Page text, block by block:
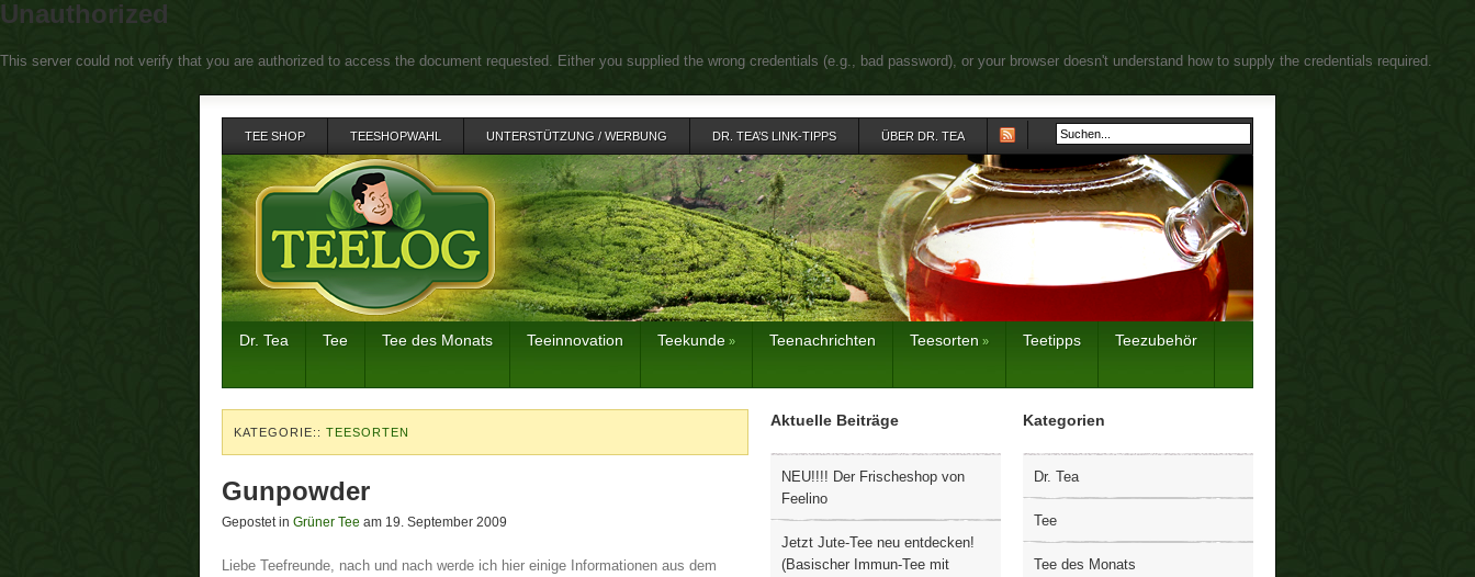
Unauthorized
This server could not verify that you are authorized to access the document requested. Either you supplied the wrong credentials (e.g., bad password), or your browser doesn't understand how to supply the credentials required.
TEE SHOP TEESHOPWAHL UNTERSTÜTZUNG / WERBUNG DR. TEA’S LINK-TIPPS ÜBER DR. TEA
Dr. Tea Tee Tee des Monats Teeinnovation Teekunde » Teenachrichten Teesorten » Teetipps Teezubehör
KATEGORIE:: TEESORTEN
Gunpowder
Gepostet in Grüner Tee am 19. September 2009
Liebe Teefreunde, nach und nach werde ich hier einige Informationen aus dem
Aktuelle Beiträge
NEU!!!! Der Frischeshop von
Feelino
Jetzt Jute-Tee neu entdecken!
(Basischer Immun-Tee mit
Kategorien
Dr. Tea
Tee
Tee des Monats